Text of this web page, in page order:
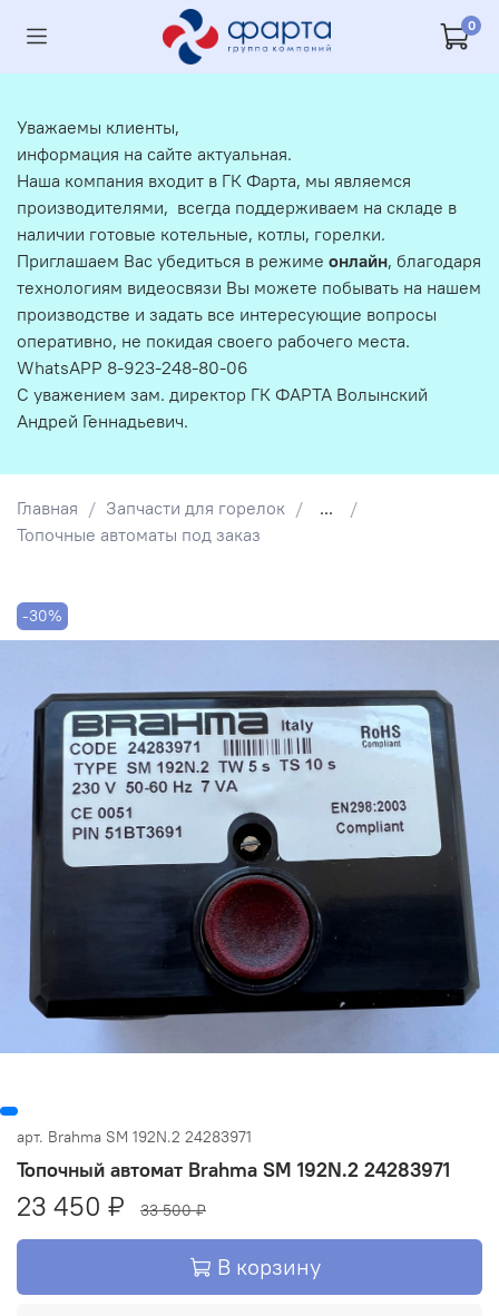
0
Главная Запчасти для горелок
...
Топочные автоматы под заказ
-30%
арт. Brahma SM 192N.2 24283971
Топочный автомат Brahma SM 192N.2 24283971
23 450 ₽ 33 500 ₽
В корзину
Уважаемы клиенты,
информация на сайте актуальная.
Наша компания входит в ГК Фарта, мы являемся
производителями, всегда поддерживаем на складе в
наличии готовые котельные, котлы, горелки.
Приглашаем Вас убедиться в режиме онлайн, благодаря
технологиям видеосвязи Вы можете побывать на нашем
производстве и задать все интересующие вопросы
оперативно, не покидая своего рабочего места.
WhatsAPP 8-923-248-80-06
С уважением зам. директор ГК ФАРТА Волынский
Андрей Геннадьевич.